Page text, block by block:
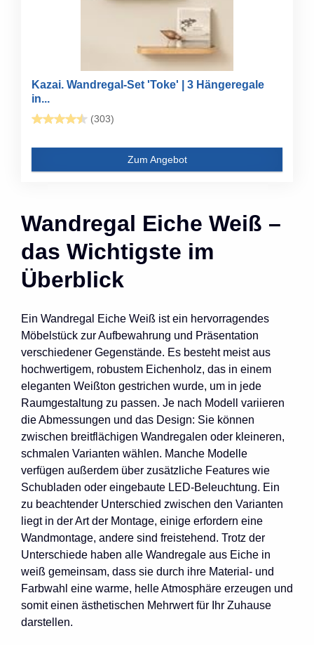
Kazai. Wandregal-Set 'Toke' | 3 Hängeregale
in...
(303)
Zum Angebot
Wandregal Eiche Weiß –
das Wichtigste im
Überblick
Ein Wandregal Eiche Weiß ist ein hervorragendes
Möbelstück zur Aufbewahrung und Präsentation
verschiedener Gegenstände. Es besteht meist aus
hochwertigem, robustem Eichenholz, das in einem
eleganten Weißton gestrichen wurde, um in jede
Raumgestaltung zu passen. Je nach Modell variieren
die Abmessungen und das Design: Sie können
zwischen breitflächigen Wandregalen oder kleineren,
schmalen Varianten wählen. Manche Modelle
verfügen außerdem über zusätzliche Features wie
Schubladen oder eingebaute LED-Beleuchtung. Ein
zu beachtender Unterschied zwischen den Varianten
liegt in der Art der Montage, einige erfordern eine
Wandmontage, andere sind freistehend. Trotz der
Unterschiede haben alle Wandregale aus Eiche in
weiß gemeinsam, dass sie durch ihre Material- und
Farbwahl eine warme, helle Atmosphäre erzeugen und
somit einen ästhetischen Mehrwert für Ihr Zuhause
darstellen.